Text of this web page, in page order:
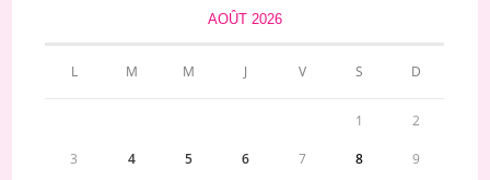
AOÛT 2026
L M M J V S D
1 2
3 4 5 6 7 8 9